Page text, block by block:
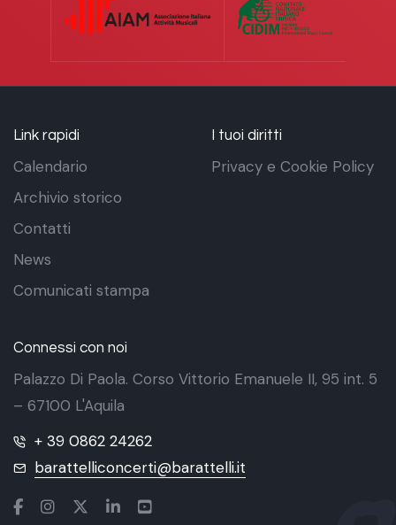
Link rapidi
Calendario
Archivio storico
Contatti
News
Comunicati stampa
I tuoi diritti
Privacy e Cookie Policy
Connessi con noi
Palazzo Di Paola. Corso Vittorio Emanuele II, 95 int. 5
– 67100 L'Aquila
+ 39 0862 24262
barattelliconcerti@barattelli.it